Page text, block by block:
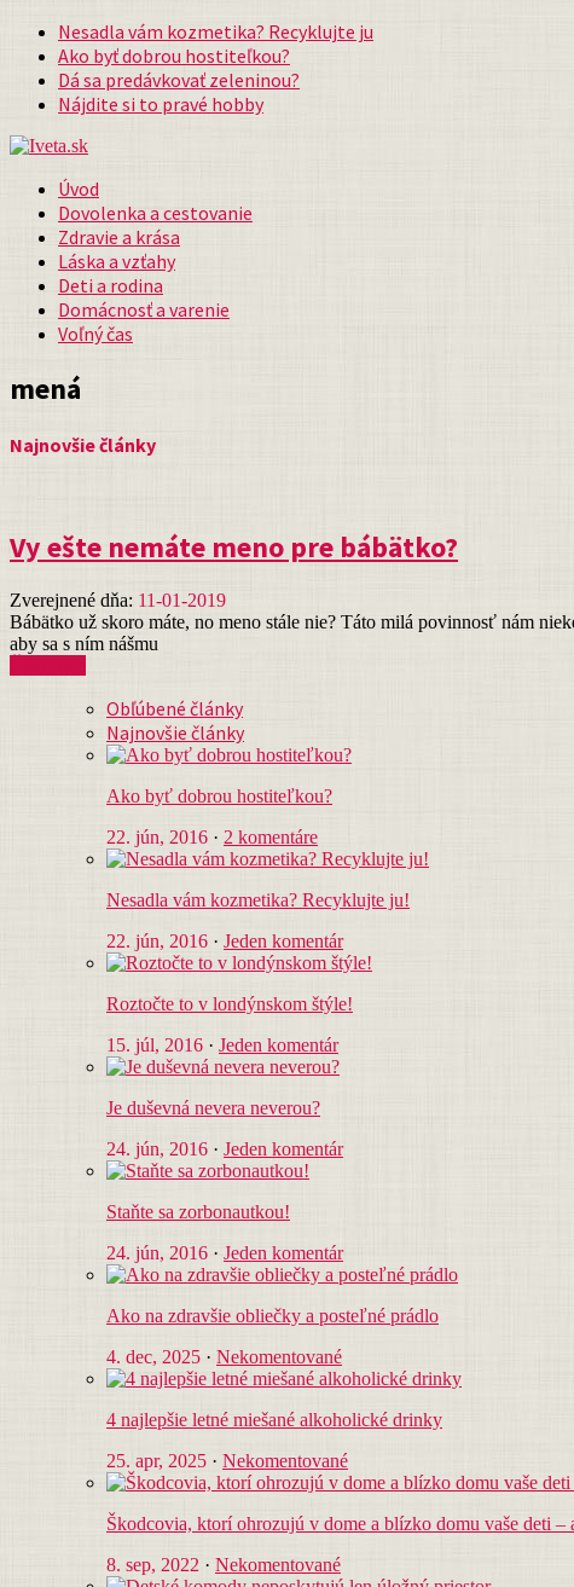
Nesadla vám kozmetika? Recyklujte ju
Ako byť dobrou hostiteľkou?
Dá sa predávkovať zeleninou?
Nájdite si to pravé hobby
Úvod
Dovolenka a cestovanie
Zdravie a krása
Láska a vzťahy
Deti a rodina
Domácnosť a varenie
Voľný čas
mená
Najnovšie články
Vy ešte nemáte meno pre bábätko?
Zverejnené dňa: 11-01-2019
Bábätko už skoro máte, no meno stále nie? Táto milá povinnosť nám
aby sa s ním nášmu
Obľúbené články
Najnovšie články
Ako byť dobrou hostiteľkou?
22. jún, 2016 · 2 komentáre
Nesadla vám kozmetika? Recyklujte ju!
22. jún, 2016 · Jeden komentár
Roztočte to v londýnskom štýle!
15. júl, 2016 · Jeden komentár
Je duševná nevera neverou?
24. jún, 2016 · Jeden komentár
Staňte sa zorbonautkou!
24. jún, 2016 · Jeden komentár
Ako na zdravšie obliečky a posteľné prádlo
4. dec, 2025 · Nekomentované
4 najlepšie letné miešané alkoholické drinky
25. apr, 2025 · Nekomentované
Škodcovia, ktorí ohrozujú v dome a blízko domu vaše deti
8. sep, 2022 · Nekomentované